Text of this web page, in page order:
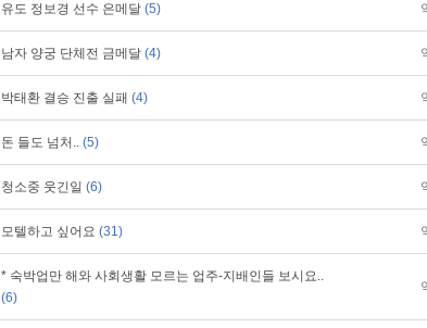
유도 정보경 선수 은메달 (5)
남자 양궁 단체전 금메달 (4)
박태환 결승 진출 실패 (4)
돈 들도 넘처.. (5)
청소중 웃긴일 (6)
모텔하고 싶어요 (31)
* 숙박업만 해와 사회생활 모르는 업주-지배인들 보시요..
(6)